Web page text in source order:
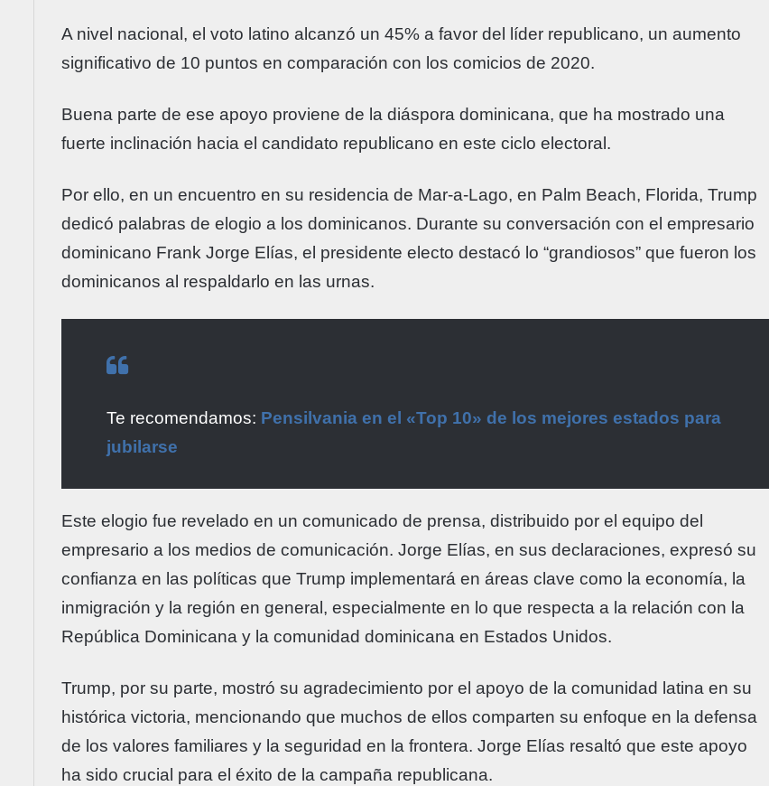
A nivel nacional, el voto latino alcanzó un 45% a favor del líder republicano, un aumento
significativo de 10 puntos en comparación con los comicios de 2020.
Buena parte de ese apoyo proviene de la diáspora dominicana, que ha mostrado una
fuerte inclinación hacia el candidato republicano en este ciclo electoral.
Por ello, en un encuentro en su residencia de Mar-a-Lago, en Palm Beach, Florida, Trump
dedicó palabras de elogio a los dominicanos. Durante su conversación con el empresario
dominicano Frank Jorge Elías, el presidente electo destacó lo “grandiosos” que fueron los
dominicanos al respaldarlo en las urnas.
Te recomendamos: Pensilvania en el «Top 10» de los mejores estados para
jubilarse
Este elogio fue revelado en un comunicado de prensa, distribuido por el equipo del
empresario a los medios de comunicación. Jorge Elías, en sus declaraciones, expresó su
confianza en las políticas que Trump implementará en áreas clave como la economía, la
inmigración y la región en general, especialmente en lo que respecta a la relación con la
República Dominicana y la comunidad dominicana en Estados Unidos.
Trump, por su parte, mostró su agradecimiento por el apoyo de la comunidad latina en su
histórica victoria, mencionando que muchos de ellos comparten su enfoque en la defensa
de los valores familiares y la seguridad en la frontera. Jorge Elías resaltó que este apoyo
ha sido crucial para el éxito de la campaña republicana.